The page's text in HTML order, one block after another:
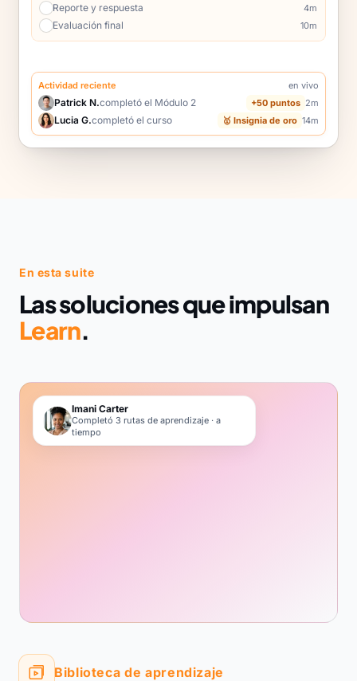
Reporte y respuesta 4m
Evaluación final 10m
Actividad reciente en vivo
Patrick N.completó el Módulo 2 +50 puntos 2m
Lucia G.completó el curso 🥇 Insignia de oro 14m
En esta suite
Las soluciones que impulsan
Learn.
Imani Carter
Completó 3 rutas de aprendizaje · a
tiempo
Biblioteca de aprendizaje